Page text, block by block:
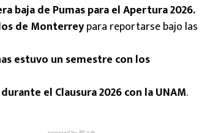
baja de Pumas para el Apertura 2026.
de Monterreypara reportarse bajo las
estuvo un semestre con los
el Clausura 2026 con la UNAM.